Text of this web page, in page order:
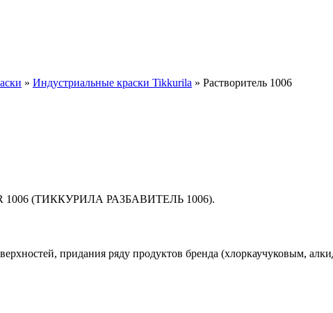
» Индустриальные краски Tikkurila » Растворитель 1006
1006 (ТИККУРИЛА РАЗБАВИТЕЛЬ 1006).
придания ряду продуктов бренда (хлоркаучуковым,